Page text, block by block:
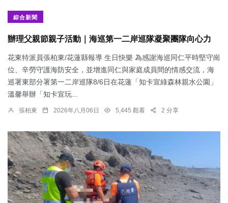
綜合新聞
辦理父親節親子活動｜海巡第一二岸巡隊凝聚團隊向心力
花東特派員張柏東/花蓮縣報導 生日快樂 為感謝海巡同仁平時堅守崗
位、辛勞守護海防安全，並增進同仁與家庭成員間的情感交流，海
巡署東部分署第一二岸巡隊8/6日在花蓮「知卡宣綠森林親水公園」
溫馨舉辦「知卡宣玩...
張柏東 2026年八月06日 5,445 觀看 2 分享